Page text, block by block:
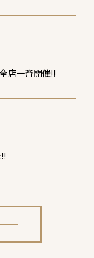
店一斉開催!!